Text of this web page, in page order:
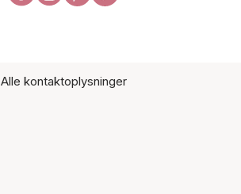
Alle kontaktoplysninger